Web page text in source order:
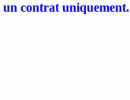
un contrat uniquement.